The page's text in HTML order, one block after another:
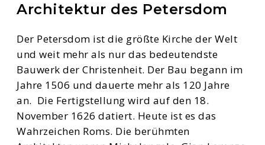
Architektur des Petersdom
Der Petersdom ist die größte Kirche der Welt
und weit mehr als nur das bedeutendste
Bauwerk der Christenheit. Der Bau begann im
Jahre 1506 und dauerte mehr als 120 Jahre
an. Die Fertigstellung wird auf den 18.
November 1626 datiert. Heute ist es das
Wahrzeichen Roms. Die berühmten